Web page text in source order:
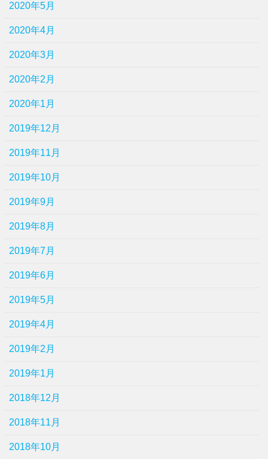
2020年5月
2020年4月
2020年3月
2020年2月
2020年1月
2019年12月
2019年11月
2019年10月
2019年9月
2019年8月
2019年7月
2019年6月
2019年5月
2019年4月
2019年2月
2019年1月
2018年12月
2018年11月
2018年10月